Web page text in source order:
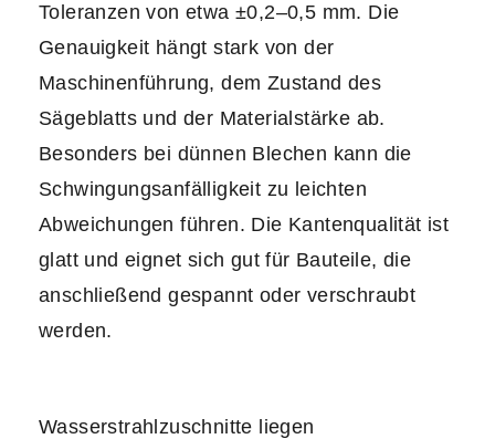
Toleranzen von etwa ±0,2–0,5 mm. Die
Genauigkeit hängt stark von der
Maschinenführung, dem Zustand des
Sägeblatts und der Materialstärke ab.
Besonders bei dünnen Blechen kann die
Schwingungsanfälligkeit zu leichten
Abweichungen führen. Die Kantenqualität ist
glatt und eignet sich gut für Bauteile, die
anschließend gespannt oder verschraubt
werden.
Wasserstrahlzuschnitte liegen